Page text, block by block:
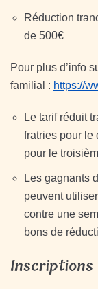
Réduction
de 500€
Pour plus d’info
familial : https://
Le tarif réduit
fratries pour le
pour le
Les gagnants
peuvent
contre une
bons de
Inscriptions